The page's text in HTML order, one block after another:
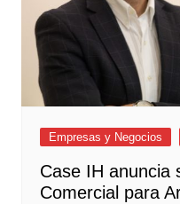
Empresas y Negocios
Case IH anuncia
Comercial para